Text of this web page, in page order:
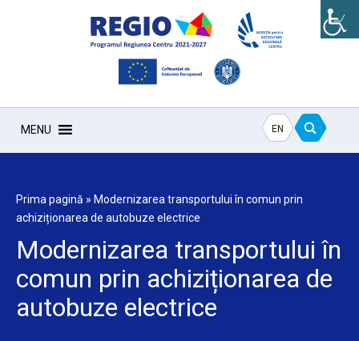
MENU EN
Prima pagină » Modernizarea transportului în comun prin
achiziționarea de autobuze electrice
Modernizarea transportului în
comun prin achiziționarea de
autobuze electrice